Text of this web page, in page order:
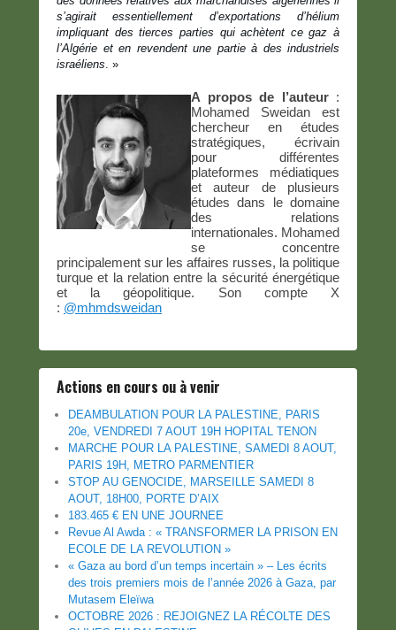
s’agirait essentiellement d’exportations d’hélium
impliquant des tierces parties qui achètent ce gaz à
l’Algérie et en revendent une partie à des industriels
israéliens . »
A propos de l’auteur:
Mohamed Sweidan est
chercheur en études
stratégiques, écrivain
pour différentes
plateformes médiatiques
et auteur de plusieurs
études dans le domaine
des relations
internationales. Mohamed
se concentre
principalement sur les affaires russes, la politique
turque et la relation entre la sécurité énergétique
et la géopolitique. Son compte X
: @mhmdsweidan
Actions en cours ou à venir
DEAMBULATION POUR LA PALESTINE, PARIS
20e, VENDREDI 7 AOUT 19H HOPITAL TENON
MARCHE POUR LA PALESTINE, SAMEDI 8 AOUT,
PARIS 19H, METRO PARMENTIER
STOP AU GENOCIDE, MARSEILLE SAMEDI 8
AOUT, 18H00, PORTE D’AIX
183.465 € EN UNE JOURNEE
Revue Al Awda : « TRANSFORMER LA PRISON EN
ECOLE DE LA REVOLUTION »
« Gaza au bord d’un temps incertain » – Les écrits
des trois premiers mois de l’année 2026 à Gaza, par
Mutasem Eleïwa
OCTOBRE 2026 : REJOIGNEZ LA RÉCOLTE DES